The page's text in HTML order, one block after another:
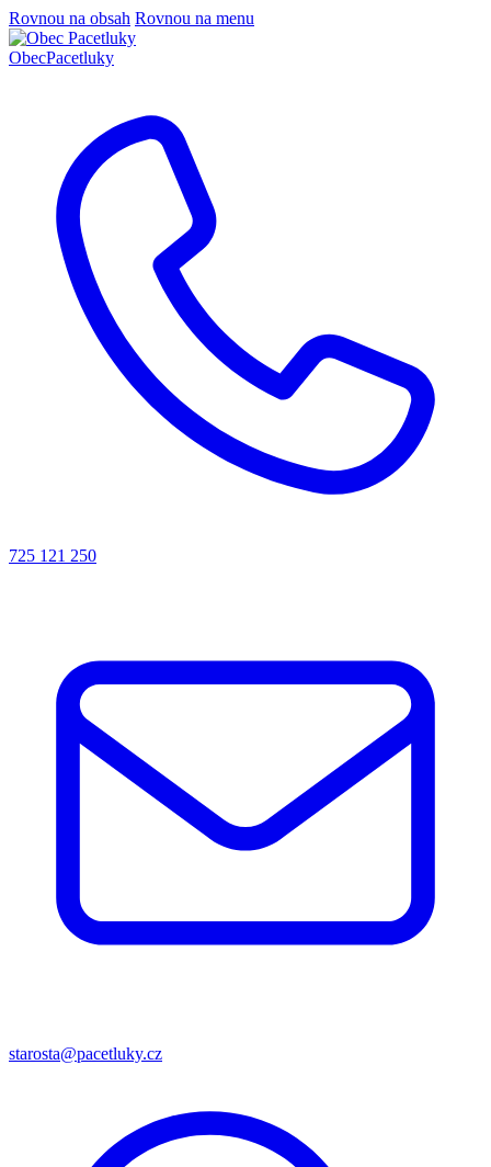
Rovnou na obsah Rovnou na menu
ObecPacetluky
725 121 250
starosta@pacetluky.cz